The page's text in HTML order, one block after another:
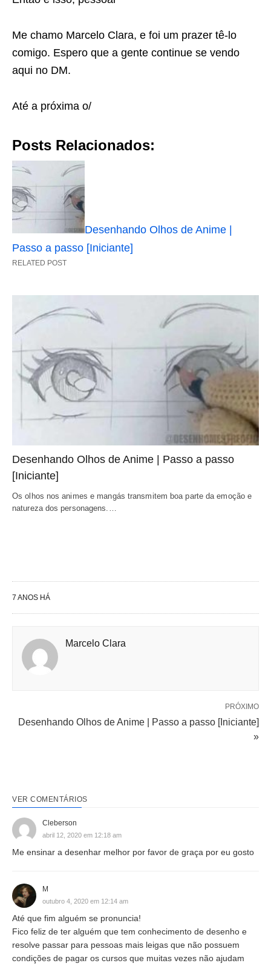
Me chamo Marcelo Clara, e foi um prazer tê-lo
comigo. Espero que a gente continue se vendo
aqui no DM.
Até a próxima o/
Posts Relacionados:
Desenhando Olhos de Anime |
Passo a passo [Iniciante]
RELATED POST
Desenhando Olhos de Anime | Passo a passo
[Iniciante]
Os olhos nos animes e mangás transmitem boa parte da emoção e
natureza dos personagens.…
7 ANOS HÁ
Marcelo Clara
PRÓXIMO
Desenhando Olhos de Anime | Passo a passo [Iniciante]
»
VER COMENTÁRIOS
Cleberson
abril 12, 2020 em 12:18 am
Me ensinar a desenhar melhor por favor de graça por eu gosto
M
outubro 4, 2020 em 12:14 am
Até que fim alguém se pronuncia!
Fico feliz de ter alguém que tem conhecimento de desenho e
resolve passar para pessoas mais leigas que não possuem
condições de pagar os cursos que muitas vezes não ajudam